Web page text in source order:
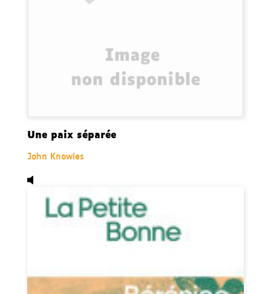
Une paix séparée
John Knowles
Audio,
La petite bonne, de Bérénice Pichat.